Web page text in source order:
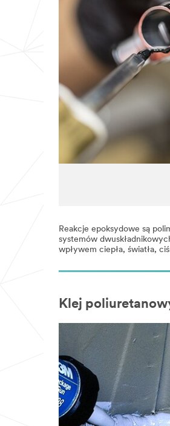
Reakcje epoksydowe są
systemów
wpływem ciepła, światła,
Klej